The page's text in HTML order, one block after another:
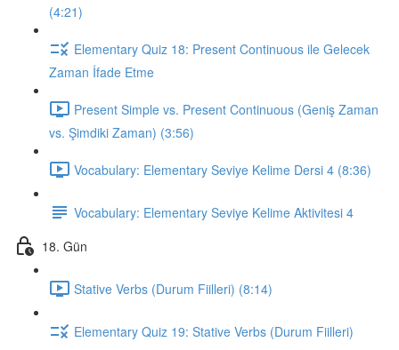
(4:21)
Elementary Quiz 18: Present Continuous ile Gelecek
Zaman İfade Etme
Present Simple vs. Present Continuous (Geniş Zaman
vs. Şimdiki Zaman) (3:56)
Vocabulary: Elementary Seviye Kelime Dersi 4 (8:36)
Vocabulary: Elementary Seviye Kelime Aktivitesi 4
18. Gün
Stative Verbs (Durum Fiilleri) (8:14)
Elementary Quiz 19: Stative Verbs (Durum Fiilleri)